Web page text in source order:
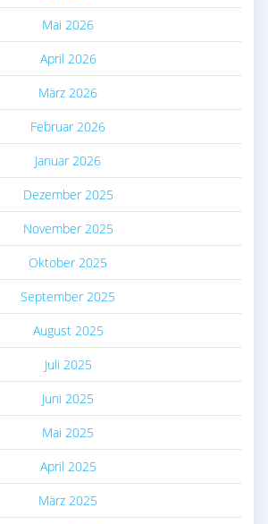
Mai 2026
April 2026
März 2026
Februar 2026
Januar 2026
Dezember 2025
November 2025
Oktober 2025
September 2025
August 2025
Juli 2025
Juni 2025
Mai 2025
April 2025
März 2025